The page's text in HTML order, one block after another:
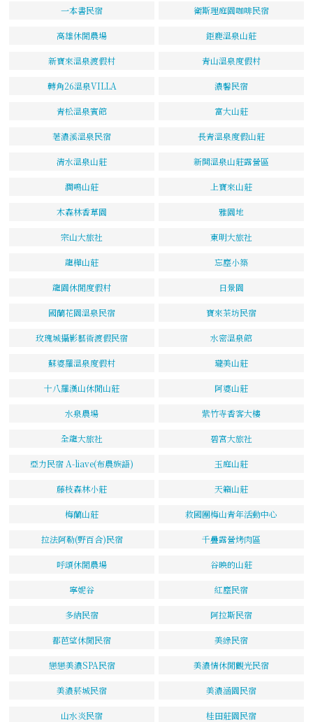
一本書民宿 衛斯理庭園咖啡民宿
高雄休閒農場 鉅鹿溫泉山莊
新寶來溫泉渡假村 青山溫泉度假村
轉角26溫泉VILLA 濃馨民宿
青松溫泉賓館 富大山莊
荖濃溪溫泉民宿 長青溫泉度假山莊
清水溫泉山莊 新開溫泉山莊露營區
澗鳴山莊 上寶來山莊
木森林香草園 雅園地
宗山大旅社 東明大旅社
龍樺山莊 忘塵小築
龍園休閒度假村 日景園
國蘭花園溫泉民宿 寶來茶坊民宿
玫瑰城攝影藝術渡假民宿 水密溫泉館
蘇婆羅溫泉度假村 瓏美山莊
十八羅漢山休閒山莊 阿婆山莊
水泉農場 紫竹寺香客大樓
全龍大旅社 碧宮大旅社
亞力民宿 A-liave(布農族語) 玉庭山莊
藤枝森林小莊 天籟山莊
梅蘭山莊 救國團梅山青年活動中心
拉法阿勒(野百合)民宿 千疊露營烤肉區
呼頌休閒農場 谷映的山莊
寧妮谷 紅塵民宿
多納民宿 阿拉斯民宿
都芭望休閒民宿 美綠民宿
戀戀美濃SPA民宿 美濃情休閒觀光民宿
美濃菸城民宿 美濃涵園民宿
山水炎民宿 桂田莊園民宿